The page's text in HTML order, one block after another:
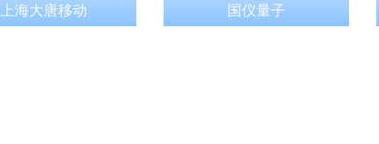
上海大唐移动 国仪量子